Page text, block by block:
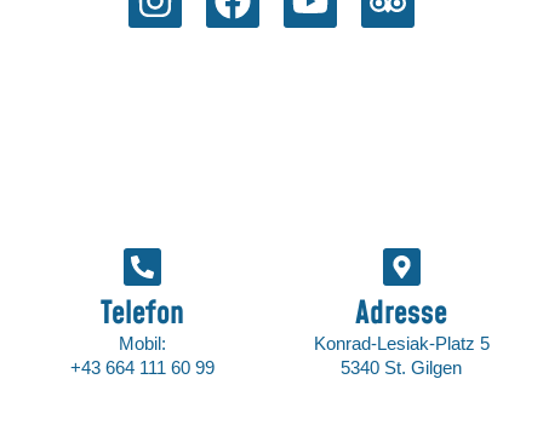
Telefon
Mobil:
+43 664 111 60 99
Adresse
Konrad-Lesiak-Platz 5
5340 St. Gilgen